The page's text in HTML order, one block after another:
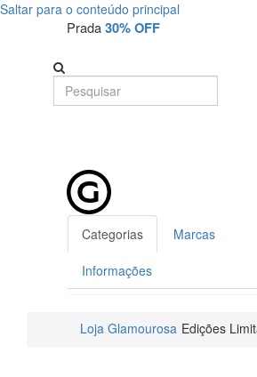
Saltar para o conteúdo principal
Prada30% OFF
Categorias Marcas
Informações
Loja Glamourosa Edições